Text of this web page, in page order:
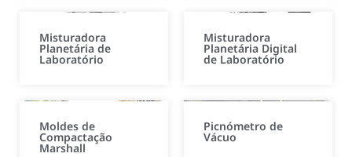
Misturadora
Planetária de
Laboratório
Misturadora
Planetária Digital
de Laboratório
Moldes de
Compactação
Marshall
Picnómetro de
Vácuo